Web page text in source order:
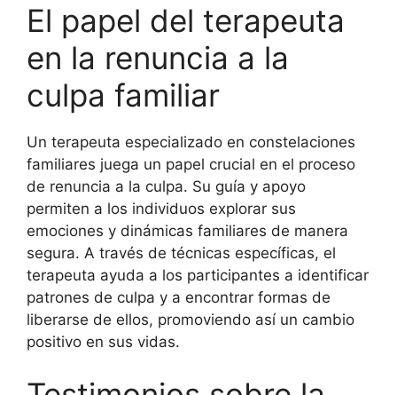
El papel del terapeuta
en la renuncia a la
culpa familiar
Un terapeuta especializado en constelaciones
familiares juega un papel crucial en el proceso
de renuncia a la culpa. Su guía y apoyo
permiten a los individuos explorar sus
emociones y dinámicas familiares de manera
segura. A través de técnicas específicas, el
terapeuta ayuda a los participantes a identificar
patrones de culpa y a encontrar formas de
liberarse de ellos, promoviendo así un cambio
positivo en sus vidas.